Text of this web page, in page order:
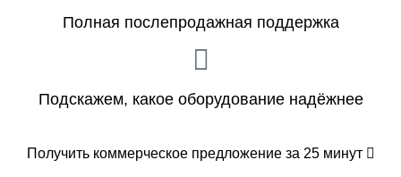
Полная послепродажная поддержка
Подскажем, какое оборудование надёжнее
Получить коммерческое предложение за 25 минут